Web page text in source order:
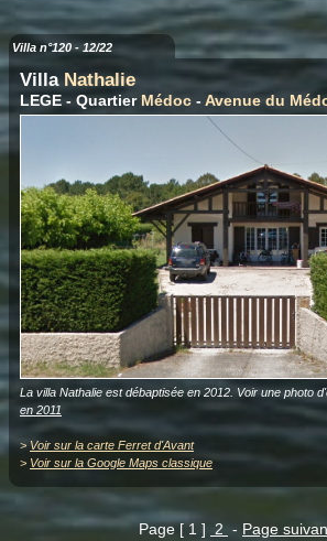
Villa n°120 - 12/22
Villa Nathalie
LEGE - Quartier Médoc -Avenue du
La villa Nathalie est débaptisée en 2012. Voir une photo
en 2011
>Voir sur la carte Ferret d'Avant
> Voir sur la Google Maps classique
Page [ 1 ] 2 - Page